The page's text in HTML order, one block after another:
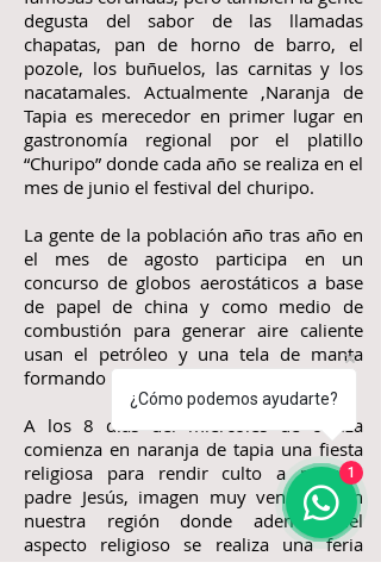
degusta del sabor de las llamadas
chapatas, pan de horno de barro, el
pozole, los buñuelos, las carnitas y los
nacatamales. Actualmente ,Naranja de
Tapia es merecedor en primer lugar en
gastronomía regional por el platillo
“Churipo” donde cada año se realiza en el
mes de junio el festival del churipo.
La gente de la población año tras año en
el mes de agosto participa en un
concurso de globos aerostáticos a base
de papel de china y como medio de
combustión para generar aire caliente
usan el petróleo y una tela de manta
formando lo que se dice “mecha”.
A los 8 días del miércoles de ceniza
comienza en naranja de tapia una fiesta
religiosa para rendir culto a nuestro
padre Jesús, imagen muy venerada en
nuestra región donde además del
aspecto religioso se realiza una feria
tradicional llamada feria de la ollita,
¿Cómo podemos ayudarte?
1